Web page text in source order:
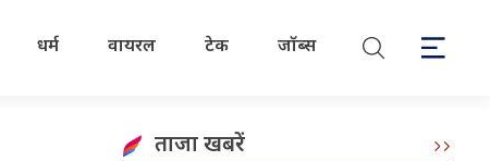
धर्म वायरल टेक जॉब्स
ताजा खबरें